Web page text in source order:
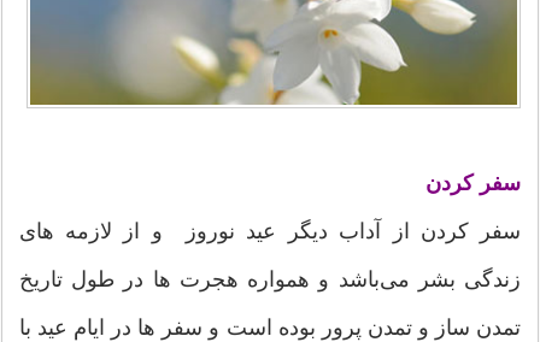
سفر کردن
سفر کردن از آداب دیگر عید نوروز و از لازمه های
زندگی بشر می‌باشد و همواره هجرت ها در طول تاریخ
تمدن ساز و تمدن پرور بوده است و سفر ها در ایام عید با